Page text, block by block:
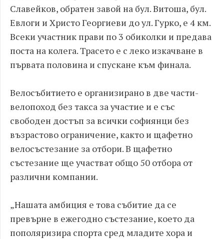
Славейков, обратен завой на бул. Витоша, бул.
Евлоги и Христо Георгиеви до ул. Гурко, е 4 км.
Всеки участник прави по 3 обиколки и предава
поста на колега. Трасето е с леко изкачване в
първата половина и спускане към финала.
Велосъбитието е организирано в две части-
велопоход без такса за участие и е със
свободен достъп за всички софиянци без
възрастово ограничение, както и щафетно
велосъстезание за отбори. В щафетно
състезание ще участват общо 50 отбора от
различни компании.
„Нашата амбиция е това събитие да се
превърне в ежегодно състезание, което да
пополяризира спорта сред младите хора и